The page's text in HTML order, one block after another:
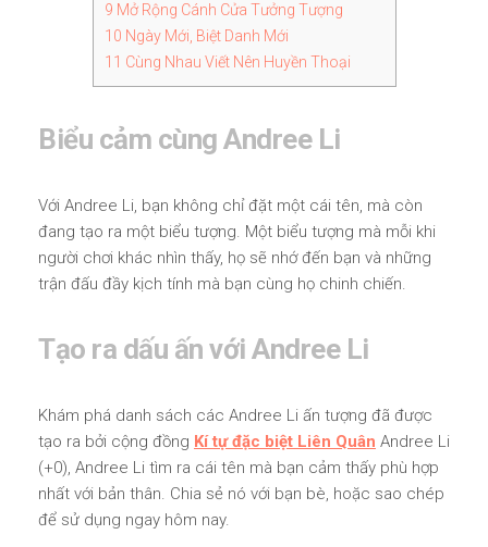
9 Mở Rộng Cánh Cửa Tưởng Tượng
10 Ngày Mới, Biệt Danh Mới
11 Cùng Nhau Viết Nên Huyền Thoại
Biểu cảm cùng Andree Li
Với Andree Li, bạn không chỉ đặt một cái tên, mà còn
đang tạo ra một biểu tượng. Một biểu tượng mà mỗi khi
người chơi khác nhìn thấy, họ sẽ nhớ đến bạn và những
trận đấu đầy kịch tính mà bạn cùng họ chinh chiến.
Tạo ra dấu ấn với Andree Li
Khám phá danh sách các Andree Li ấn tượng đã được
tạo ra bởi cộng đồng Kí tự đặc biệt Liên Quân Andree Li
(+0), Andree Li tìm ra cái tên mà bạn cảm thấy phù hợp
nhất với bản thân. Chia sẻ nó với bạn bè, hoặc sao chép
để sử dụng ngay hôm nay.